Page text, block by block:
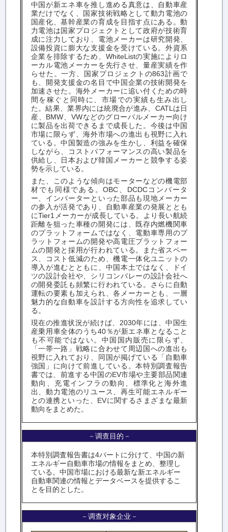
中国が新エネ車を推し進める真意は、自動車産
業だけでなく、国家技術戦略として動力電池の
国産化、基幹産業の育成を目指す点にある。動
力電池は国家プロジェクトとして政府が技術育
成に注力しており、電池メーカーは研究開発、
設備投資に膨大な支援金を受けている。外資系
企業を排除するため、 WhiteListの実施によりロ
ーカル電池メーカーを先行させ、量産実績を作
らせた。一方、国家プロジェクトの863計画で
も、開発支援金の名目で中国企業の技術開発を
加速させた。海外メーカーに追い付くための時
間を稼ぐと同時に、市場での実績も生み出し
た。結果、業界内には統廃合が進み、 CATLは日
産、 BMW、 VWなどのグローバルメーカー向け
に製品を出荷できるまで成長した。今後は中国
市場に限らず、海外市場への進出も視野に入れ
ている。中国製造の強みを生かし、利益を確保
しながら、コストパフォーマンスの高い製品を
供給し、日本および韓国メーカーと競争する姿
勢を示している。
また、このような傾向はモーターなどの機電部
材でも同様である。OBC、 DCDCコンバータ
ー、インバーターといった部品も現地メーカー
の参入が活発であり、自動車産業の発展ととも
にTier1 メーカーが成長している。より長い航続
距離を狙った車種の開発には、既存内燃機関車
のプラットフォームではなく、電動車専用のプ
ラットフォームの開発や高電圧プラットフォー
ムの開発と採用が行われている。また省スペー
ス、コスト低減のため、機電一体化ユニットの
導入が進むとともに、中国本土ではなく、ドイ
ツの設計会社や、シリコンバレーの設計会社へ
の開発委託も頻繁に行われている。さらに自動
運転の要素も加えられ、各メーカーとも、一層
魅力的な自動車を設計する方向性を追求してい
る。
現在の推進状況が続けば、 2030年には、中国生
産乗用車全体のうち40％が新エネ車となること
も不可能ではない。中国国内販売に限らず、
「一帯一路」戦略に合わせて周辺国への進出も
視野に入れており、同国が掲げている「自動車
強国」に向けて前進している。本特別調査報告
書では、前進する中国のEV市場や主要部品関連
動向、充電インフラの動向、標準化と海外進
出、動力電池のリユース、再生可能エネルギー
との連携といった、 EVに関するさまざまな最新
動向をまとめた。
－调查目的－
本特別調査報告書は4パートに分けて、中国の新
エネルギー自動車市場の情報をまとめ、整理し
ている。中国市場における最新な新エネルギー
自動車関連の情報とデータベースを提供するこ
とを目的とした。
－调查对象企业－